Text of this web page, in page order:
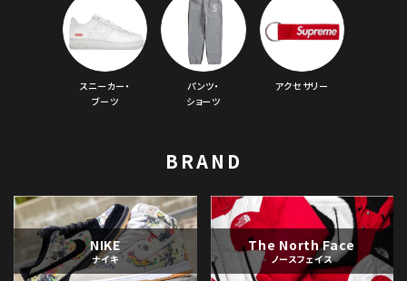
スニーカー・
ブーツ
パンツ・
ショーツ
アクセサリー
BRAND
NIKE
ナイキ
The North Face
ノースフェイス